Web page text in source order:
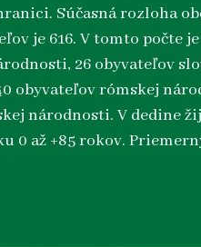
Súčasná rozloha
je 616. V tomto počte
26 obyvateľov
obyvateľov rómskej
národnosti. V dedine
0 až +85 rokov.